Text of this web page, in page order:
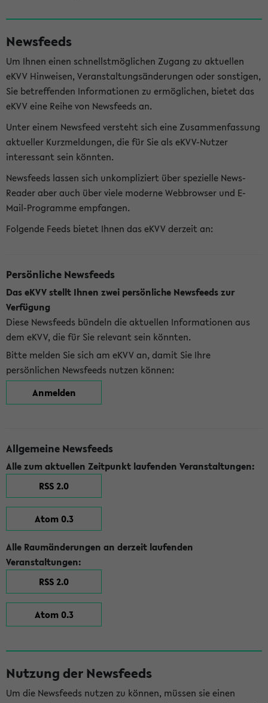
Newsfeeds
Um Ihnen einen schnellstmöglichen Zugang zu aktuellen
eKVV Hinweisen, Veranstaltungsänderungen oder sonstigen,
Sie betreffenden Informationen zu ermöglichen, bietet das
eKVV eine Reihe von Newsfeeds an.
Unter einem Newsfeed versteht sich eine Zusammenfassung
aktueller Kurzmeldungen, die für Sie als eKVV-Nutzer
interessant sein könnten.
Newsfeeds lassen sich unkompliziert über spezielle News-
Reader aber auch über viele moderne Webbrowser und E-
Mail-Programme empfangen.
Folgende Feeds bietet Ihnen das eKVV derzeit an:
Persönliche Newsfeeds
Das eKVV stellt Ihnen zwei persönliche Newsfeeds zur
Verfügung
Diese Newsfeeds bündeln die aktuellen Informationen aus
dem eKVV, die für Sie relevant sein könnten.
Bitte melden Sie sich am eKVV an, damit Sie Ihre
persönlichen Newsfeeds nutzen können:
Anmelden
Allgemeine Newsfeeds
Alle zum aktuellen Zeitpunkt laufenden Veranstaltungen:
RSS 2.0
Atom 0.3
Alle Raumänderungen an derzeit laufenden
Veranstaltungen:
RSS 2.0
Atom 0.3
Nutzung der Newsfeeds
Um die Newsfeeds nutzen zu können, müssen sie einen